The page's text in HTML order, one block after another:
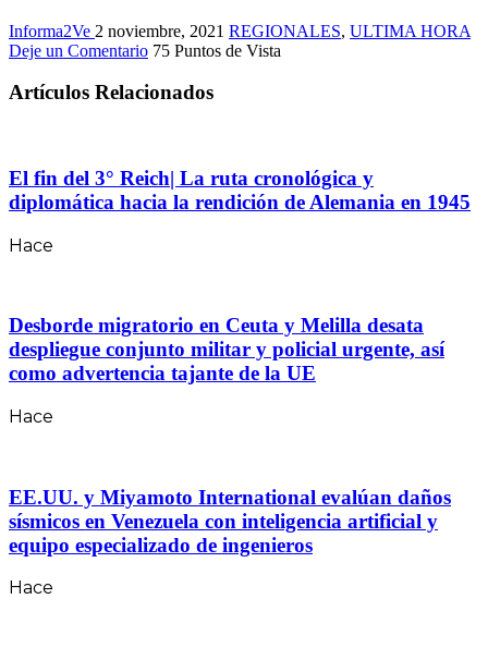
Informa2Ve 2 noviembre, 2021 REGIONALES, ULTIMA HORA
Deje un Comentario 75 Puntos de Vista
Artículos Relacionados
El fin del 3° Reich| La ruta cronológica y
diplomática hacia la rendición de Alemania en 1945
Hace
Desborde migratorio en Ceuta y Melilla desata
despliegue conjunto militar y policial urgente, así
como advertencia tajante de la UE
Hace
EE.UU. y Miyamoto International evalúan daños
sísmicos en Venezuela con inteligencia artificial y
equipo especializado de ingenieros
Hace